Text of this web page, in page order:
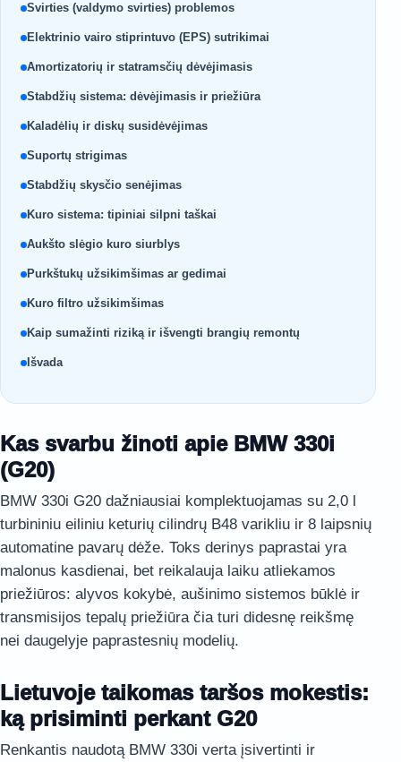
Svirties (valdymo svirties) problemos
Elektrinio vairo stiprintuvo (EPS) sutrikimai
Amortizatorių ir statramsčių dėvėjimasis
Stabdžių sistema: dėvėjimasis ir priežiūra
Kaladėlių ir diskų susidėvėjimas
Suportų strigimas
Stabdžių skysčio senėjimas
Kuro sistema: tipiniai silpni taškai
Aukšto slėgio kuro siurblys
Purkštukų užsikimšimas ar gedimai
Kuro filtro užsikimšimas
Kaip sumažinti riziką ir išvengti brangių remontų
Išvada
Kas svarbu žinoti apie BMW 330i
(G20)
BMW 330i G20 dažniausiai komplektuojamas su 2,0 l
turbininiu eiliniu keturių cilindrų B48 varikliu ir 8 laipsnių
automatine pavarų dėže. Toks derinys paprastai yra
malonus kasdienai, bet reikalauja laiku atliekamos
priežiūros: alyvos kokybė, aušinimo sistemos būklė ir
transmisijos tepalų priežiūra čia turi didesnę reikšmę
nei daugelyje paprastesnių modelių.
Lietuvoje taikomas taršos mokestis:
ką prisiminti perkant G20
Renkantis naudotą BMW 330i verta įsivertinti ir